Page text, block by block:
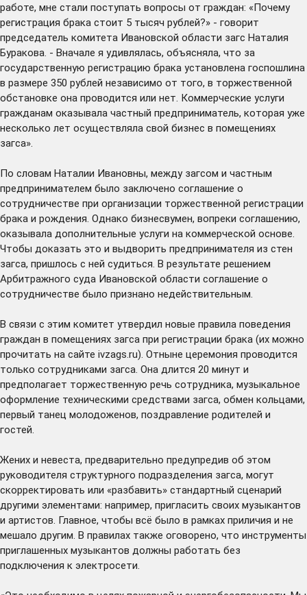
работе, мне стали поступать вопросы от граждан: «Почему
регистрация брака стоит 5 тысяч рублей?» - говорит
председатель комитета Ивановской области загс Наталия
Буракова. - Вначале я удивлялась, объясняла, что за
государственную регистрацию брака установлена госпошлина
в размере 350 рублей независимо от того, в торжественной
обстановке она проводится или нет. Коммерческие услуги
гражданам оказывала частный предприниматель, которая уже
несколько лет осуществляла свой бизнес в помещениях
загса».
По словам Наталии Ивановны, между загсом и частным
предпринимателем было заключено соглашение о
сотрудничестве при организации торжественной регистрации
брака и рождения. Однако бизнесвумен, вопреки соглашению,
оказывала дополнительные услуги на коммерческой основе.
Чтобы доказать это и выдворить предпринимателя из стен
загса, пришлось с ней судиться. В результате решением
Арбитражного суда Ивановской области соглашение о
сотрудничестве было признано недействительным.
В связи с этим комитет утвердил новые правила поведения
граждан в помещениях загса при регистрации брака (их можно
прочитать на сайте ivzags.ru). Отныне церемония проводится
только сотрудниками загса. Она длится 20 минут и
предполагает торжественную речь сотрудника, музыкальное
оформление техническими средствами загса, обмен кольцами,
первый танец молодоженов, поздравление родителей и
гостей.
Жених и невеста, предварительно предупредив об этом
руководителя структурного подразделения загса, могут
скорректировать или «разбавить» стандартный сценарий
другими элементами: например, пригласить своих музыкантов
и артистов. Главное, чтобы всё было в рамках приличия и не
мешало другим. В правилах также оговорено, что инструменты
приглашенных музыкантов должны работать без
подключения к электросети.